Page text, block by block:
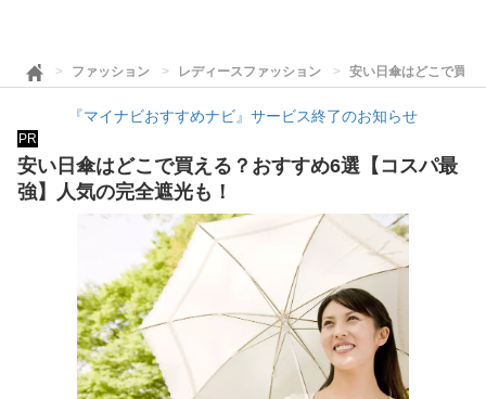
ファッション レディースファッション 安い日傘はどこで買え
『マイナビおすすめナビ』サービス終了のお知らせ
PR
安い日傘はどこで買える？おすすめ6選【コスパ最
強】人気の完全遮光も！